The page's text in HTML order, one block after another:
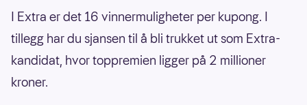
I Extra er det 16 vinnermuligheter per kupong. I
tillegg har du sjansen til å bli trukket ut som Extra-
kandidat, hvor toppremien ligger på 2 millioner
kroner.